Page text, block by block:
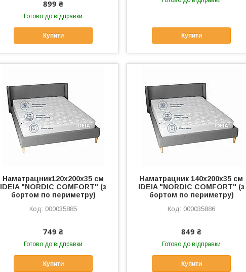
899 ₴
Готово до відправки
Купити Купити
Наматрацник120х200х35 см
IDEIA "NORDIC COMFORT" (з
бортом по периметру)
000035885
749 ₴
Готово до відправки
Купити
Наматрацник 140х200х35 см
IDEIA "NORDIC COMFORT" (з
бортом по периметру)
000035886
849 ₴
Готово до відправки
Купити